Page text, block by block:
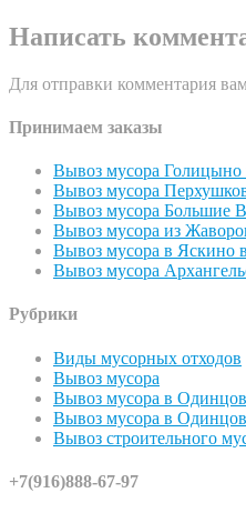
Написать
Для отправки комментария
Принимаем заказы
Вывоз мусора
Вывоз мусора
Вывоз мусора Большие
Вывоз мусора из
Вывоз мусора в Яскино
Вывоз мусора
Рубрики
Виды мусорных отходов
Вывоз мусора
Вывоз мусора в
Вывоз мусора в
Вывоз строительного
+7(916)888-67-97